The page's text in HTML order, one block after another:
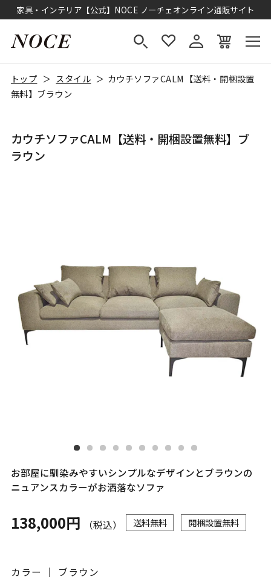
家具・インテリア【公式】NOCE ノーチェオンライン通販サイト
トップ スタイル
カウチソファCALM【送料・開梱設置
無料】ブラウン
カウチソファCALM【送料・開梱設置無料】ブ
ラウン
お部屋に馴染みやすいシンプルなデザインとブラウンの
ニュアンスカラーがお洒落なソファ
138,000円 （税込） 送料無料 開梱設置無料
カラー ｜ ブラウン